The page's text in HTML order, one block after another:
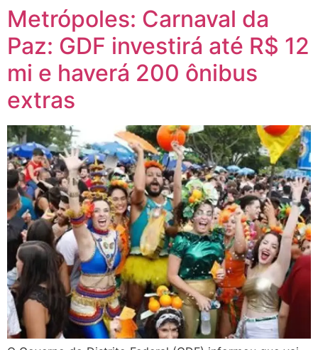
Metrópoles: Carnaval da
Paz: GDF investirá até R$ 12
mi e haverá 200 ônibus
extras